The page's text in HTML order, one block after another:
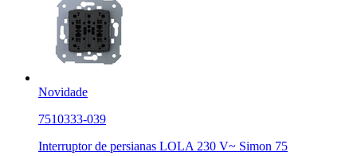
Novidade
7510333-039
Interruptor de persianas LOLA 230 V~ Simon 75